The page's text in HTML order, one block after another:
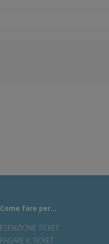
Come fare per...
ESENZIONE TICKET
PAGARE IL TICKET